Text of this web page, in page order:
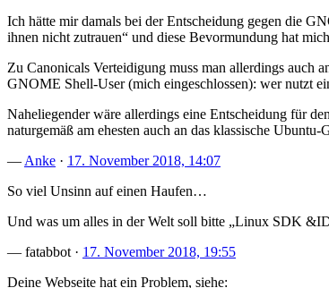
Ich hätte mir damals bei der Entscheidung gegen die
ihnen nicht zutrauen“ und diese Bevormundung hat
Zu Canonicals Verteidigung muss man allerdings auch
GNOME Shell-User (mich eingeschlossen): wer nutzt
Naheliegender wäre allerdings eine Entscheidung für den
naturgemäß am ehesten auch an das klassische Ubuntu-
— Anke · 17. November 2018, 14:07
So viel Unsinn auf einen Haufen…
Und was um alles in der Welt soll bitte „Linux SDK &
— fatabbot · 17. November 2018, 19:55
Deine Webseite hat ein Problem, siehe: